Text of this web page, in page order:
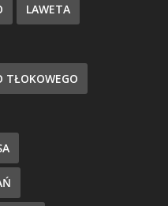
LAWETA
TŁOKOWEGO